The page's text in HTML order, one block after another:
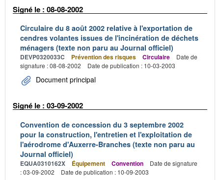
Signé le : 08-08-2002
Circulaire du 8 août 2002 relative à l'exportation de
cendres volantes issues de l'incinération de déchets
ménagers (texte non paru au Journal officiel)
DEVP0320033C Prévention des risques Circulaire
Date de
signature : 08-08-2002
Date de publication : 10-03-2003
Document principal
Signé le : 03-09-2002
Convention de concession du 3 septembre 2002
pour la construction, l'entretien et l'exploitation de
l'aérodrome d'Auxerre-Branches (texte non paru au
Journal officiel)
EQUA0310162X Équipement Convention
Date de signature
: 03-09-2002
Date de publication : 10-09-2003